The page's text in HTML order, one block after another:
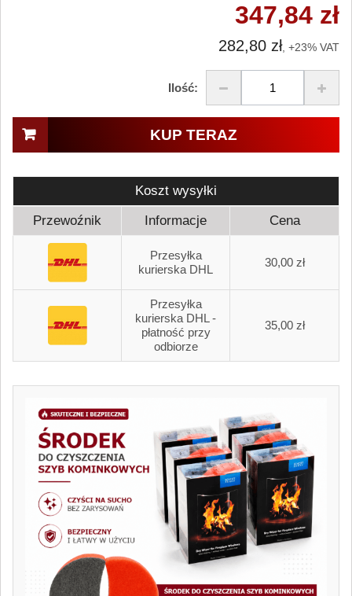
347,84 zł
282,80 zł, +23% VAT
Ilość:
KUP TERAZ
Koszt wysyłki
Przewoźnik
Informacje Cena
Przesyłka
kurierska DHL
30,00 zł
Przesyłka
kurierska DHL -
płatność przy
odbiorze
35,00 zł